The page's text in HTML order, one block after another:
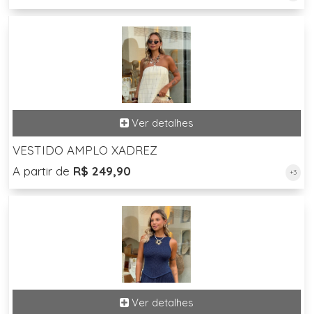
VESTIDO AMPLO XADREZ
A partir de R$ 249,90 +3